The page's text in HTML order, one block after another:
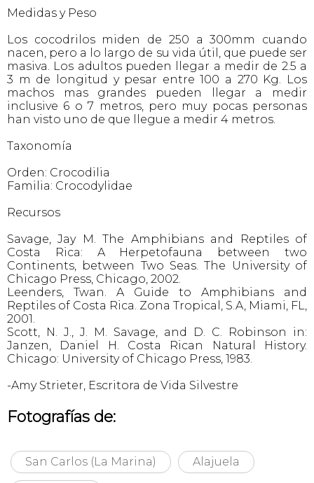
Medidas y Peso
Los cocodrilos miden de 250 a 300mm cuando
nacen, pero a lo largo de su vida útil, que puede ser
masiva. Los adultos pueden llegar a medir de 2.5 a
3 m de longitud y pesar entre 100 a 270 Kg. Los
machos mas grandes pueden llegar a medir
inclusive 6 o 7 metros, pero muy pocas personas
han visto uno de que llegue a medir 4 metros.
Taxonomía
Orden: Crocodilia
Familia: Crocodylidae
Recursos
Savage, Jay M. The Amphibians and Reptiles of
Costa Rica: A Herpetofauna between two
Continents, between Two Seas. The University of
Chicago Press, Chicago, 2002.
Leenders, Twan. A Guide to Amphibians and
Reptiles of Costa Rica. Zona Tropical, S.A, Miami, FL,
2001.
Scott, N. J., J. M. Savage, and D. C. Robinson in:
Janzen, Daniel H. Costa Rican Natural History.
Chicago: University of Chicago Press, 1983.
-Amy Strieter, Escritora de Vida Silvestre
Fotografías de:
San Carlos (La Marina) Alajuela